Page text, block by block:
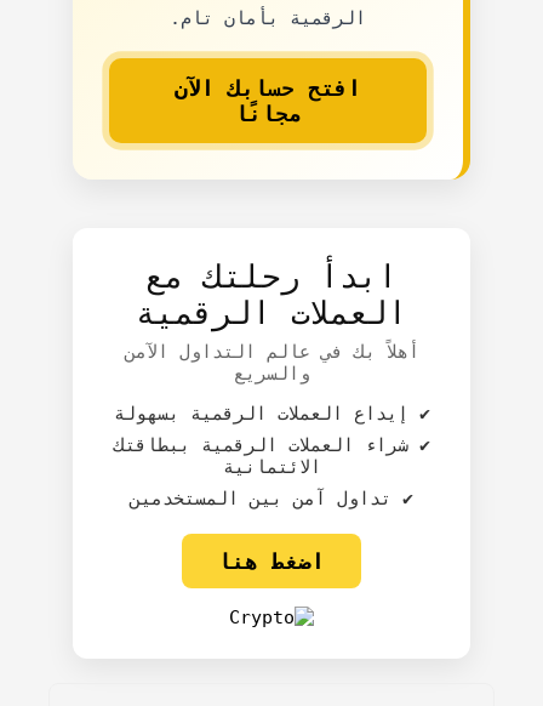
الرقمية بأمان تام.
افتح حسابك الآن
مجانًا
ابدأ رحلتك مع
العملات الرقمية
أهلاً بك في عالم التداول الآمن
والسريع
✔️ إيداع العملات الرقمية بسهولة
✔️ شراء العملات الرقمية ببطاقتك
الائتمانية
✔️ تداول آمن بين المستخدمين
اضغط هنا